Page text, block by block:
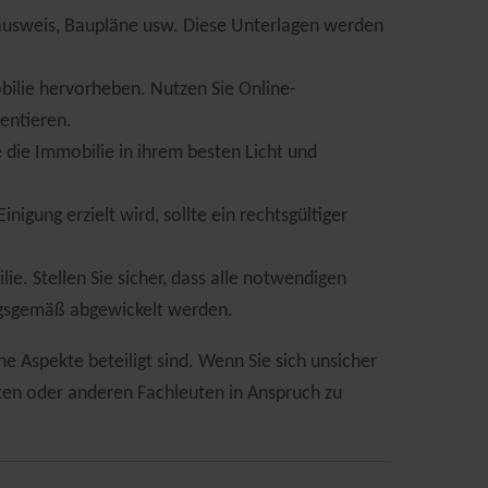
Baupläne usw. Diese Unterlagen werden
hervorheben. Nutzen Sie Online-
die Immobilie in ihrem besten Licht und
erzielt wird, sollte ein rechtsgültiger
Stellen Sie sicher, dass alle notwendigen
abgewickelt werden.
Aspekte beteiligt sind. Wenn Sie sich unsicher
oder anderen Fachleuten in Anspruch zu